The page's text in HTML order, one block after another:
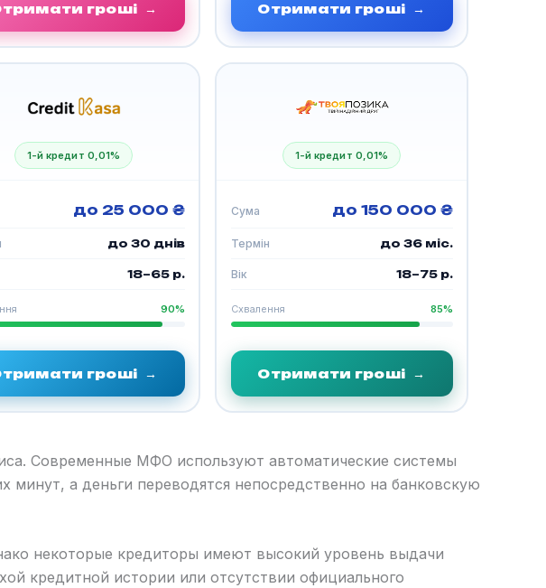
гроші → Отримати гроші →
1-й кредит 0,01%
до 25 000 ₴
до 30 днів
18–65 р.
90%
гроші →
1-й кредит 0,01%
Сума до 150 000 ₴
Термін до 36 міс.
Вік 18–75 р.
Схвалення 85%
Отримати гроші →
Современные МФО используют автоматические системы
минут, а деньги переводятся непосредственно на банковскую
некоторые кредиторы имеют высокий уровень выдачи
кредитной истории или отсутствии официального